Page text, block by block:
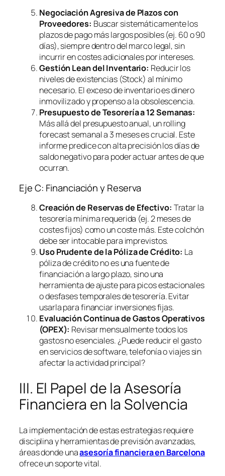
Negociación Agresiva de Plazos con
Proveedores: Buscar sistemáticamente los
plazos de pago más largos posibles (ej. 60 o 90
días), siempre dentro del marco legal, sin
incurrir en costes adicionales por intereses.
Gestión Lean del Inventario: Reducir los
niveles de existencias (Stock) al mínimo
necesario. El exceso de inventario es dinero
inmovilizado y propenso a la obsolescencia.
Presupuesto de Tesorería a 12 Semanas:
Más allá del presupuesto anual, unrolling
forecastsemanal a 3 meses es crucial. Este
informe predice con alta precisión los días de
saldo negativo para poder actuar antes de que
ocurran.
Eje C: Financiación y Reserva
Creación de Reservas de Efectivo: Tratar la
tesorería mínima requerida (ej. 2 meses de
costes fijos) como un coste más. Este colchón
debe ser intocable para imprevistos.
Uso Prudente de la Póliza de Crédito: La
póliza de crédito no es una fuente de
financiación a largo plazo, sino una
herramienta de ajuste para picos estacionales
o desfases temporales de tesorería. Evitar
usarla para financiar inversiones fijas.
Evaluación Continua de Gastos Operativos
(OPEX): Revisar mensualmente todos los
gastos no esenciales. ¿Puede reducir el gasto
en servicios desoftware, telefonía o viajes sin
afectar la actividad principal?
III. El Papel de la Asesoría
Financiera en la Solvencia
La implementación de estas estrategias requiere
disciplina y herramientas de previsión avanzadas,
áreas donde unaasesoría financiera en Barcelona
ofrece un soporte vital.